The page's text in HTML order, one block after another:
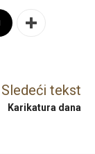
Sledeći tekst
Karikatura dana